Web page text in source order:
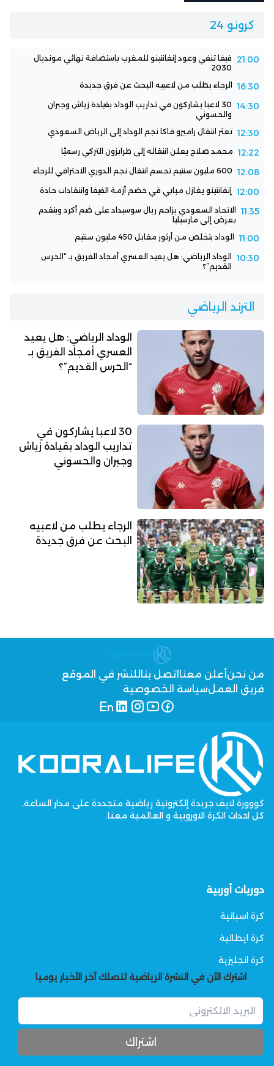
كرونو 24
21:00
فيفا تنفي وعود إنفانتينو للمغرب باستضافة نهائي مونديال
2030
16:30 الرجاء يطلب من لاعبيه البحث عن فرق جديدة
14:30
30 لاعبا يشاركون في تداريب الوداد بقيادة زياش وجبران
والحسوني
12:30 تعثر انتقال راميرو فاكا نجم الوداد إلى الرياض السعودي
12:22 محمد صلاح يعلن انتقاله إلى طرابزون التركي رسميًا
12:08 600 مليون سنتيم تحسم انتقال نجم الدوري الاحترافي للرجاء
12:00 إنفانتينو يغازل مبابي في خضم أزمة الفيفا وانتقادات حادة
11:35
الاتحاد السعودي يزاحم ريال سوسيداد على ضم أكرد ويتقدم
بعرض إلى مارسيليا
11:00 الوداد يتخلص من أرثور مقابل 450 مليون سنتيم
10:30
الوداد الرياضي: هل يعيد العسري أمجاد الفريق بـ “الحرس
القديم”؟
الترند الرياضي
الوداد الرياضي: هل يعيد
العسري أمجاد الفريق بـ
“الحرس القديم”؟
30 لاعبا يشاركون في
تداريب الوداد بقيادة زياش
وجبران والحسوني
الرجاء يطلب من لاعبيه
البحث عن فرق جديدة
من نحنأعلن معنا اتصل بنا للنشر في الموقع
فريق العملسياسة الخصوصية
كووورة لايف جريدة إلكترونية رياضية متجددة على مدار الساعة,
كل احداث الكرة الاوروبية و العالمية معنا.
دوريات أوربية
كرة اسبانية
كرة ايطالية
كرة انجليزية
اشترك الآن في النشرة الرياضية لتصلك آخر الأخبار يوميا